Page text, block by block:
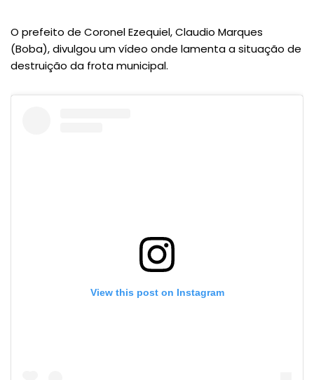
O prefeito de Coronel Ezequiel, Claudio Marques
(Boba), divulgou um vídeo onde lamenta a situação de
destruição da frota municipal.
View this post on Instagram